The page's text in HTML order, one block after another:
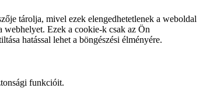
tárolja, mivel ezek elengedhetetlenek a weboldal
webhelyet. Ezek a cookie-k csak az Ön
hatással lehet a böngészési élményére.
funkcióit.